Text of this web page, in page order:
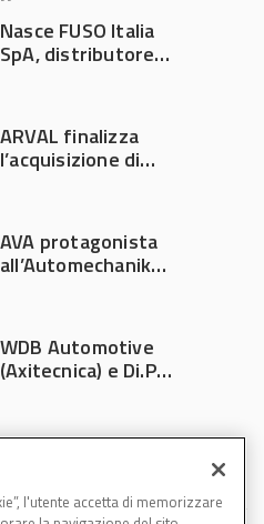
Nasce FUSO Italia
SpA, distributore
ARVAL finalizza
l’acquisizione di
AVA protagonista
all’Automechanika
WDB Automotive
(Axitecnica) e Di.Pa.
l'utente accetta di memorizzare